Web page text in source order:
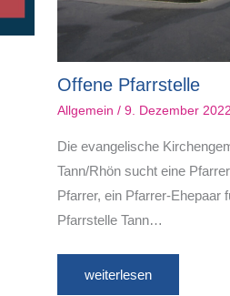
Offene Pfarrstelle
Allgemein / 9. Dezember 2022
Die evangelische
Tann/Rhön sucht eine
Pfarrer, ein Pfarrer-Ehepaar
Pfarrstelle Tann…
weiterlesen